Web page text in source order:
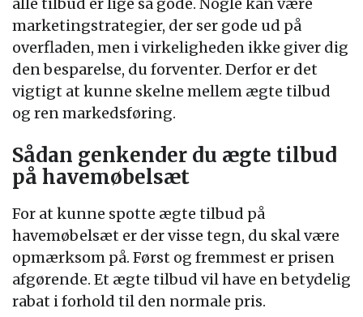
marketingstrategier, der ser gode ud på
overfladen, men i virkeligheden ikke giver dig
den besparelse, du forventer. Derfor er det
vigtigt at kunne skelne mellem ægte tilbud
og ren markedsføring.
Sådan genkender du ægte tilbud
på havemøbelsæt
For at kunne spotte ægte tilbud på
havemøbelsæt er der visse tegn, du skal være
opmærksom på. Først og fremmest er prisen
afgørende. Et ægte tilbud vil have en betydelig
rabat i forhold til den normale pris.